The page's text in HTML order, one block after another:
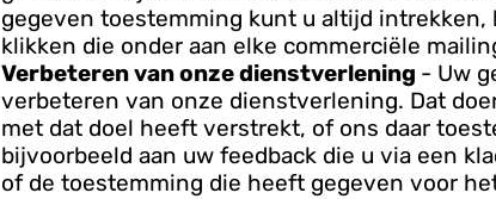
gegeven toestemming kunt u altijd
klikken die onder aan elke commerciële
Verbeteren van onze dienstverlening - Uw
verbeteren van onze dienstverlening. Dat
met dat doel heeft verstrekt, of ons daar
bijvoorbeeld aan uw feedback die u via een
of de toestemming die heeft gegeven voor